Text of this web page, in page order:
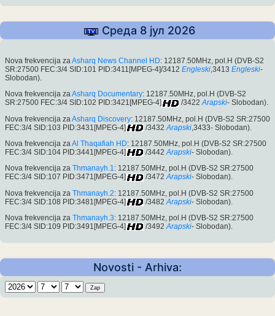
Среда 8 јул 2026
Nova frekvencija zaAsharq News Channel HD: 12187.50MHz, pol.H (DVB-S2
SR:27500 FEC:3/4 SID:101 PID:3411[MPEG-4]/3412 Engleski,3413 Engleski-
Slobodan).
Nova frekvencija zaAsharq Documentary: 12187.50MHz, pol.H (DVB-S2
SR:27500 FEC:3/4 SID:102 PID:3421[MPEG-4]
/3422 Arapski- Slobodan).
Nova frekvencija za Asharq Discovery: 12187.50MHz, pol.H (DVB-S2 SR:27500
FEC:3/4 SID:103 PID:3431[MPEG-4]
/3432 Arapski ,3433- Slobodan).
Nova frekvencija zaAl Thaqafiah HD: 12187.50MHz, pol.H (DVB-S2 SR:27500
FEC:3/4 SID:104 PID:3441[MPEG-4]
/3442 Arapski- Slobodan).
Nova frekvencija za Thmanayh.1: 12187.50MHz, pol.H (DVB-S2 SR:27500
FEC:3/4 SID:107 PID:3471[MPEG-4]
/3472 Arapski- Slobodan).
Nova frekvencija za Thmanayh.2: 12187.50MHz, pol.H (DVB-S2 SR:27500
FEC:3/4 SID:108 PID:3481[MPEG-4]
/3482 Arapski- Slobodan).
Nova frekvencija za Thmanayh.3: 12187.50MHz, pol.H (DVB-S2 SR:27500
FEC:3/4 SID:109 PID:3491[MPEG-4]
/3492 Arapski- Slobodan).
Novosti - Arhiva: